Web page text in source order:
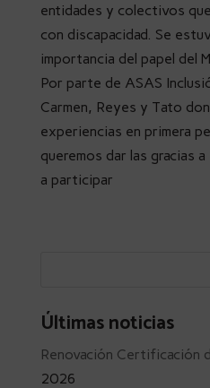
entidades y colectivos
con discapacidad. Se
importancia del papel del
Por parte de ASAS
Carmen, Reyes y Tato
experiencias en primera
queremos dar las gracias
a participar
Últimas noticias
Renovación Certificación
2026